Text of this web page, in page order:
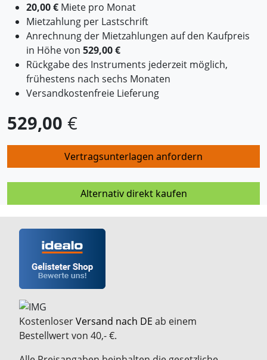
20,00 € Miete pro Monat
Mietzahlung per Lastschrift
Anrechnung der Mietzahlungen auf den Kaufpreis
in Höhe von 529,00 €
Rückgabe des Instruments jederzeit möglich,
frühestens nach sechs Monaten
Versandkostenfreie Lieferung
529,00 €
Vertragsunterlagen anfordern
Alternativ direkt kaufen
KostenloserVersand nach DE ab einem
Bestellwert von 40,- €.